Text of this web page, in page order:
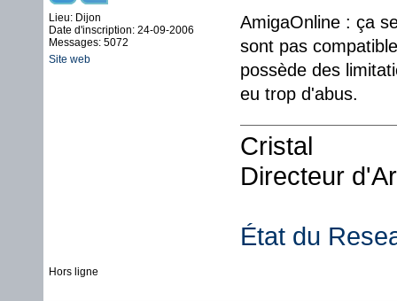
Lieu: Dijon
Date d'inscription: 24-09-2006
Messages: 5072
Site web
AmigaOnline : ça
sont pas
possède des
eu trop d'abus.
Cristal
Directeur
État du
Hors ligne